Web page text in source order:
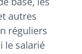
autres
réguliers
le salarié